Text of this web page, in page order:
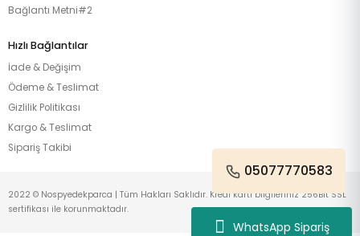
WhatsApp Sipariş
Bağlantı Metni#2
Hızlı Bağlantılar
İade & Değişim
Ödeme & Teslimat
Gizlilik Politikası
Kargo & Teslimat
Sipariş Takibi
05077770583
2022 © Nospyedekparca | Tüm Hakları Saklıdır. Kredi kartı bilgileriniz 256Bit SSL
sertifikası ile korunmaktadır.